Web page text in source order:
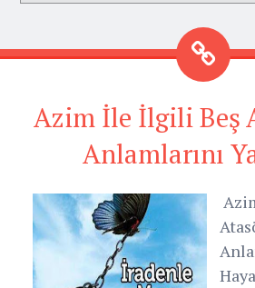
Azim İle İlgili Beş
Anlamlarını